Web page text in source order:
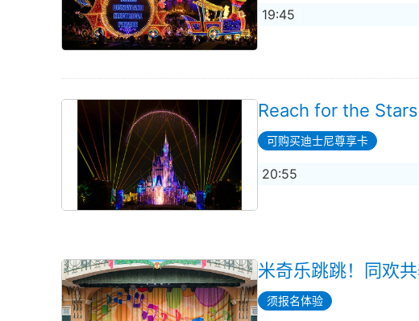
19:45
Reach for the
可购买迪士尼尊享卡
20:55
米奇乐跳跳！同欢
须报名体验